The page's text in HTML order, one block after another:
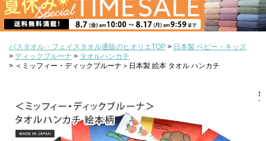
バスタオル・フェイスタオル通販のヒオリエTOP
日本製 ベビー・キッズ
ディックブルーナ
タオルハンカチ
＜ミッフィー・ディックブルーナ＞日本製 絵本 タオル ハンカチ